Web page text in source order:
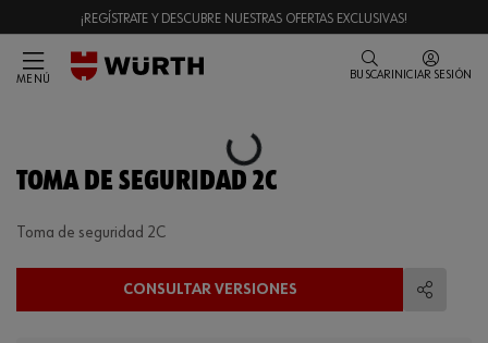
¡REGÍSTRATE Y DESCUBRE NUESTRAS OFERTAS EXCLUSIVAS!
MENÚ BUSCAR INICIAR SESIÓN
Loading...
TOMA DE SEGURIDAD 2C
Toma de seguridad 2C
CONSULTAR VERSIONES